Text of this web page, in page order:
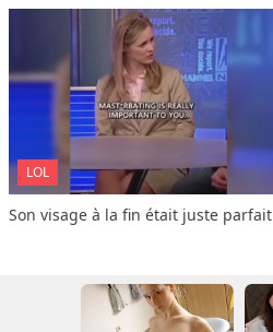
LOL
Son visage à la fin était juste parfait